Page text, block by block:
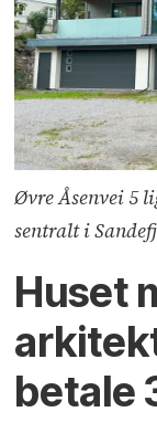
Øvre Åsenvei 5
sentralt i
Huset
betale